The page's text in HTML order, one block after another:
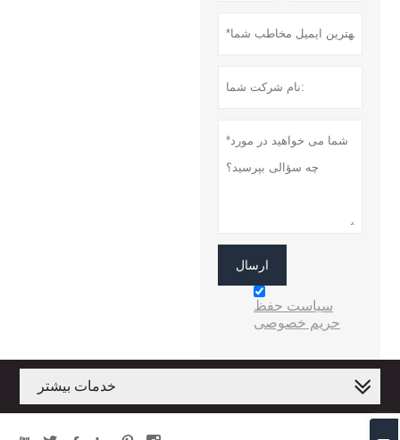
ارسال
سیاست حفظ
حریم خصوصی
خدمات بیشتر